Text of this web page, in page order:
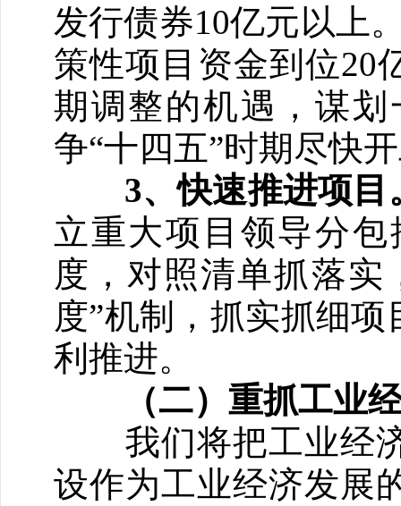
发行债券10亿元以上
策性项目资金到位20
期调整的机遇，谋
争“十四五”时期尽快
3、快速推进项目
立重大项目领导分
度，对照清单抓落实
度”机制，抓实抓细
利推进。
（二）重抓工业
我们将把工业经济
设作为工业经济发展